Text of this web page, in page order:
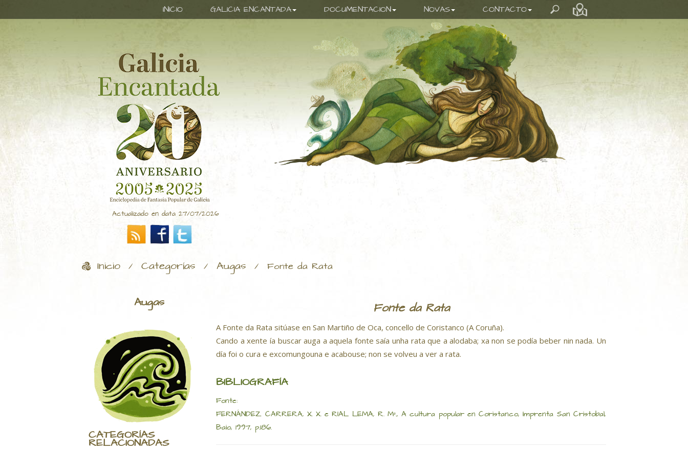
INICIO GALICIA ENCANTADA DOCUMENTACION NOVAS CONTACTO
Actualizado en data 27/07/2026
Inicio / Categorías / Augas / Fonte da Rata
Augas
CATEGORÍAS
RELACIONADAS
Fonte da Rata
A Fonte da Rata sitúase en San Martiño de Oca, concello de Coristanco (A Coruña).
Cando a xente ía buscar auga a aquela fonte saía unha rata que a alodaba; xa non se podía beber nin nada. Un
día foi o cura e excomungouna e acabouse; non se volveu a ver a rata.
BIBLIOGRAFÍA
Fonte:
FERNÁNDEZ CARRERA, X. X. e RIAL LEMA, R. Mª., A cultura popular en Coristanco, Imprenta San Cristobal,
Baio, 1997, p.186.